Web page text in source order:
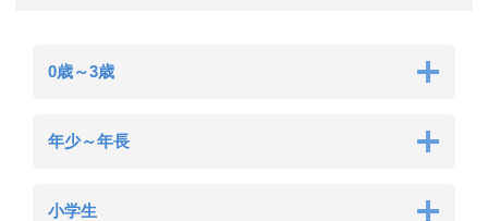
0歳～3歳
年少～年長
小学生